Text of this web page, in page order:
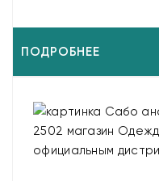
ПОДРОБНЕЕ